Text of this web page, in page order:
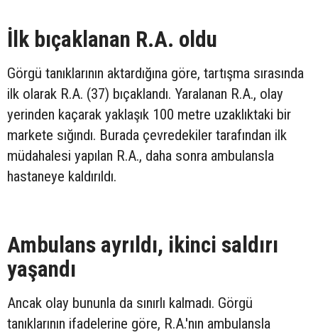
İlk bıçaklanan R.A. oldu
Görgü tanıklarının aktardığına göre, tartışma sırasında
ilk olarak R.A. (37) bıçaklandı. Yaralanan R.A., olay
yerinden kaçarak yaklaşık 100 metre uzaklıktaki bir
markete sığındı. Burada çevredekiler tarafından ilk
müdahalesi yapılan R.A., daha sonra ambulansla
hastaneye kaldırıldı.
Ambulans ayrıldı, ikinci saldırı
yaşandı
Ancak olay bununla da sınırlı kalmadı. Görgü
tanıklarının ifadelerine göre, R.A.'nın ambulansla